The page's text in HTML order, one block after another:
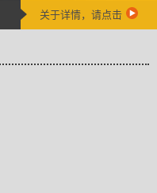
关于详情，请点击